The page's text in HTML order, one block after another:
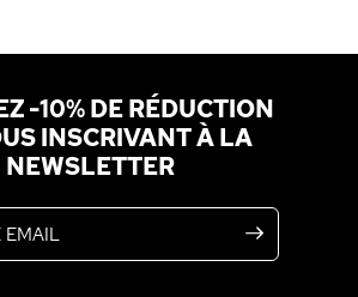
-10% DE RÉDUCTION
INSCRIVANT À LA
NEWSLETTER